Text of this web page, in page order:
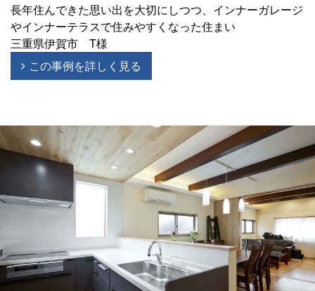
長年住んできた思い出を大切にしつつ、インナーガレージ
やインナーテラスで住みやすくなった住まい
三重県伊賀市 T様
この事例を詳しく見る